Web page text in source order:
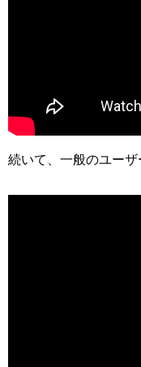
続いて、一般のユーザ